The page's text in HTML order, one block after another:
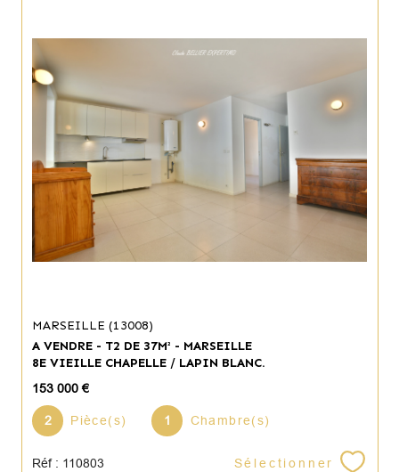
MARSEILLE (13008)
A VENDRE - T2 DE 37M² - MARSEILLE
8E VIEILLE CHAPELLE / LAPIN BLANC.
153 000 €
2 Pièce(s) 1 Chambre(s)
Réf : 110803 Sélectionner